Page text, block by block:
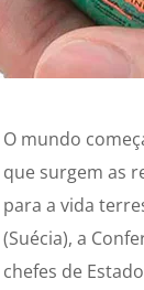
O mundo
que surgem as
para a vida
(Suécia), a
chefes de